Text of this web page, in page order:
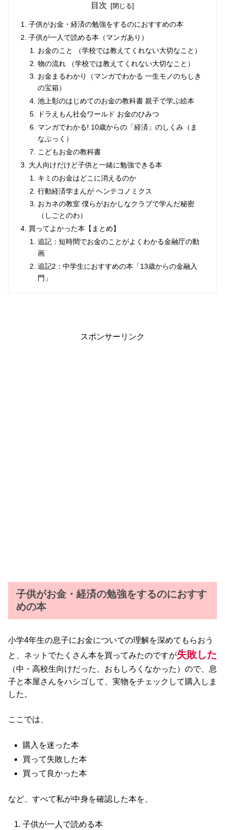
目次
子供がお金・経済の勉強をするのにおすすめの本
子供が一人で読める本（マンガあり）
お金のこと （学校では教えてくれない大切なこと）
物の流れ （学校では教えてくれない大切なこと）
お金まるわかり（マンガでわかる 一生モノのちしき
の宝箱）
池上彰のはじめてのお金の教科書 親子で学ぶ絵本
ドラえもん社会ワールド お金のひみつ
マンガでわかる! 10歳からの「経済」のしくみ（ま
なぶっく）
こどもお金の教科書
大人向けだけど子供と一緒に勉強できる本
キミのお金はどこに消えるのか
行動経済学まんが ヘンテコノミクス
おカネの教室 僕らがおかしなクラブで学んだ秘密
（しごとのわ）
買ってよかった本【まとめ】
追記：短時間でお金のことがよくわかる金融庁の動
画
追記2：中学生におすすめの本「13歳からの金融入
門」
スポンサーリンク
子供がお金・経済の勉強をするのにおすす
めの本
小学4年生の息子にお金についての理解を深めてもらおう
と、ネットでたくさん本を買ってみたのですが失敗した
（中・高校生向けだった、おもしろくなかった）ので、息
子と本屋さんをハシゴして、実物をチェックして購入しま
した。
ここでは、
購入を迷った本
買って失敗した本
買って良かった本
など、すべて私が中身を確認した本を、
子供が一人で読める本